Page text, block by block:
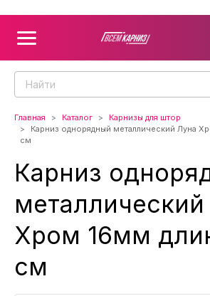
Главная Каталог
Карнизы для штор
Карниз однорядный металлический Луна
см
Карниз
Хром 16мм
см